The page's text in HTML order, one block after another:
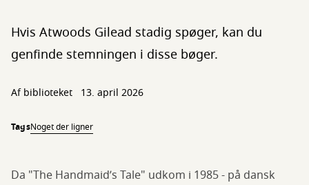
Hvis Atwoods Gilead stadig spøger, kan du
genfinde stemningen i disse bøger.
Af biblioteket 13. april 2026
TagsNoget der ligner
Da "The Handmaid’s Tale" udkom i 1985 - på dansk